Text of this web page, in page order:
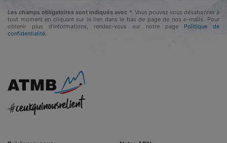
Les champs obligatoires sont indiqués avec *. Vous pouvez vous désabonner à
tout moment en cliquant sur le lien dans le bas de page de nos e-mails. Pour
obtenir plus d'informations, rendez-vous sur notre page Politique de
confidentialité.